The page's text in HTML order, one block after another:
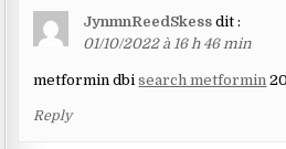
JynmnReedSkess dit :
01/10/2022 à 16 h 46 min
metformin dbisearch metformin
Reply